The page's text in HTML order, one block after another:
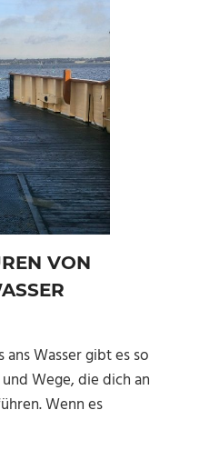
VON
Wasser gibt es so
Wege, die dich an
Wenn es